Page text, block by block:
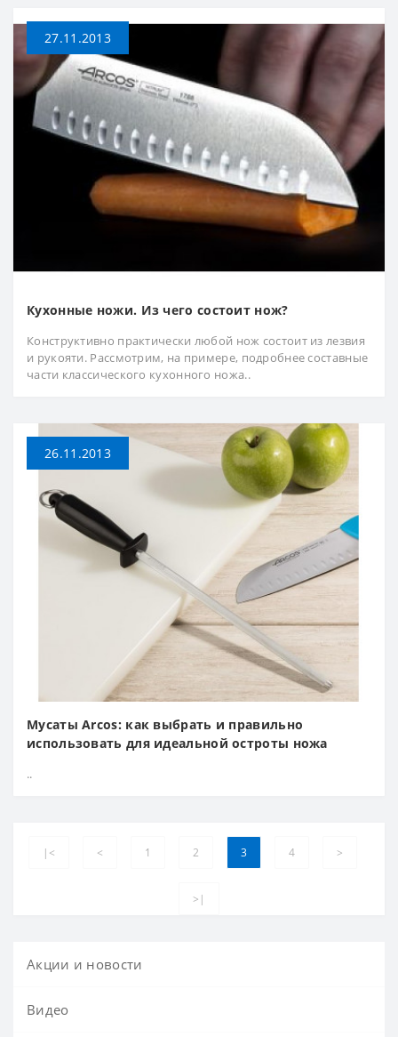
27.11.2013
Кухонные ножи. Из чего состоит нож?
Конструктивно практически любой нож состоит из лезвия
и рукояти. Рассмотрим, на примере, подробнее составные
части классического кухонного ножа..
26.11.2013
Мусаты Arcos: как выбрать и правильно
использовать для идеальной остроты ножа
..
|< < 1 2 3 4 >
>|
Акции и новости
Видео